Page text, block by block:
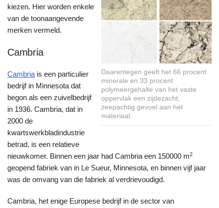
Daarentegen geeft het 66 procent
minerale en 33 procent
polymeergehalte van het vaste
oppervlak een zijdezacht,
zeepachtig gevoel aan het
materiaal.
kiezen. Hier worden enkele
van de toonaangevende
merken vermeld.
Cambria
Cambria is een particulier
bedrijf in Minnesota dat
begon als een zuivelbedrijf
in 1936. Cambria, dat in
2000 de
kwartswerkbladindustrie
betrad, is een relatieve
nieuwkomer. Binnen een jaar had Cambria een 150000 m2
geopend fabriek van in Le Sueur, Minnesota, en binnen vijf jaar
was de omvang van die fabriek al verdrievoudigd.
Cambria, het enige Europese bedrijf in de sector van